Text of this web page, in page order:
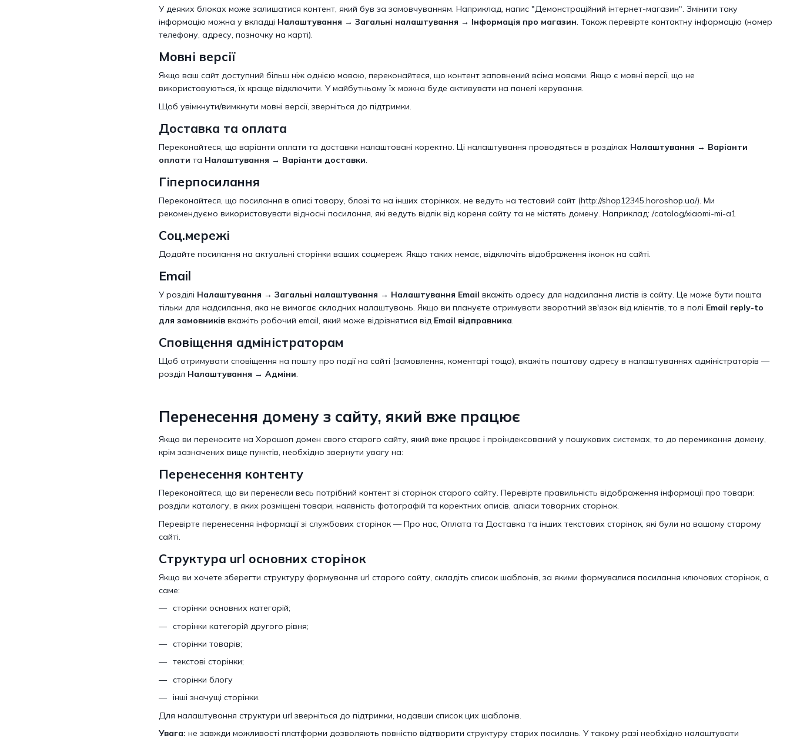
У деяких блоках може залишатися контент, який був за замовчуванням. Наприклад, напис "Демонстраційний інтернет-магазин". Змінити таку
інформацію можна у вкладці Налаштування → Загальні налаштування → Інформація про магазин. Також перевірте контактну інформацію (номер
телефону, адресу, позначку на карті).
Мовні версії
Якщо ваш сайт доступний більш ніж однією мовою, переконайтеся, що контент заповнений всіма мовами. Якщо є мовні версії, що не
використовуються, їх краще відключити. У майбутньому їх можна буде активувати на панелі керування.
Щоб увімкнути/вимкнути мовні версії, зверніться до підтримки.
Доставка та оплата
Переконайтеся, що варіанти оплати та доставки налаштовані коректно. Ці налаштування проводяться в розділах Налаштування → Варіанти
оплати та Налаштування → Варіанти доставки.
Гіперпосилання
Переконайтеся, що посилання в описі товару, блозі та на інших сторінках. не ведуть на тестовий сайт (http://shop12345.horoshop.ua/). Ми
рекомендуємо використовувати відносні посилання, які ведуть відлік від кореня сайту та не містять домену. Наприклад: /catalog/xiaomi-mi-a1
Соц.мережі
Додайте посилання на актуальні сторінки ваших соцмереж. Якщо таких немає, відключіть відображення іконок на сайті.
Email
У розділі Налаштування → Загальні налаштування → Налаштування Email вкажіть адресу для надсилання листів із сайту. Це може бути пошта
тільки для надсилання, яка не вимагає складних налаштувань. Якщо ви плануєте отримувати зворотний зв'язок від клієнтів, то в полі Email reply-to
для замовників вкажіть робочий email, який може відрізнятися від Email відправника.
Сповіщення адміністраторам
Щоб отримувати сповіщення на пошту про події на сайті (замовлення, коментарі тощо), вкажіть поштову адресу в налаштуваннях адміністраторів —
розділ Налаштування → Адміни.
Перенесення домену з сайту, який вже працює
Якщо ви переносите на Хорошоп домен свого старого сайту, який вже працює і проіндексований у пошукових системах, то до перемикання домену,
крім зазначених вище пунктів, необхідно звернути увагу на:
Перенесення контенту
Переконайтеся, що ви перенесли весь потрібний контент зі сторінок старого сайту. Перевірте правильність відображення інформації про товари:
розділи каталогу, в яких розміщені товари, наявність фотографій та коректних описів, аліаси товарних сторінок.
Перевірте перенесення інформації зі службових сторінок — Про нас, Оплата та Доставка та інших текстових сторінок, які були на вашому старому
сайті.
Структура url основних сторінок
Якщо ви хочете зберегти структуру формування url старого сайту, складіть список шаблонів, за якими формувалися посилання ключових сторінок, а
саме:
сторінки основних категорій;
сторінки категорій другого рівня;
сторінки товарів;
текстові сторінки;
сторінки блогу
інші значущі сторінки.
Для налаштування структури url зверніться до підтримки, надавши список цих шаблонів.
Увага: не завжди можливості платформи дозволяють повністю відтворити структуру старих посилань. У такому разі необхідно налаштувати